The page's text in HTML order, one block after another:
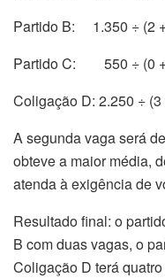
Partido B: 1.350 ÷ (2
Partido C: 550 ÷ (0
Coligação D: 2.250 ÷ (3
A segunda vaga será
obteve a maior média,
atenda à exigência de
Resultado final: o
B com duas vagas, o
Coligação D terá